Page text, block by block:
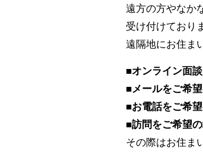
遠方の方やなか
受け付けており
遠隔地にお住ま
■オンライン面
■メールをご希望
■お電話をご希望
■訪問をご希望の
その際はお住ま